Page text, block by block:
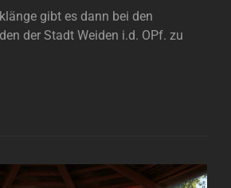
gibt es dann bei den
der Stadt Weiden i.d. OPf. zu